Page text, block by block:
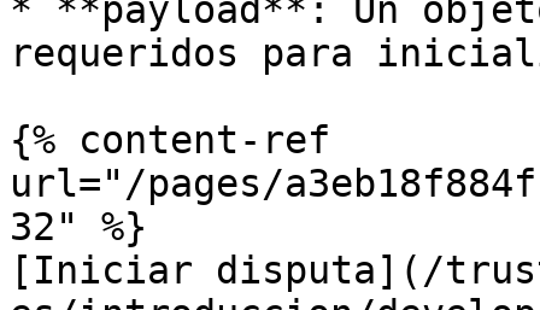
* **payload**: Un
requeridos para
{% content-ref
url="/pages/
32" %}
[Iniciar disputa](/